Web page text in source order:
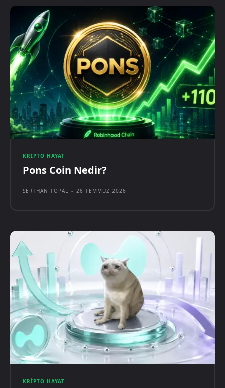
KRIPTO HAYAT
Pons Coin Nedir?
SERTHAN TOPAL - 26 TEMMUZ 2026
KRIPTO HAYAT